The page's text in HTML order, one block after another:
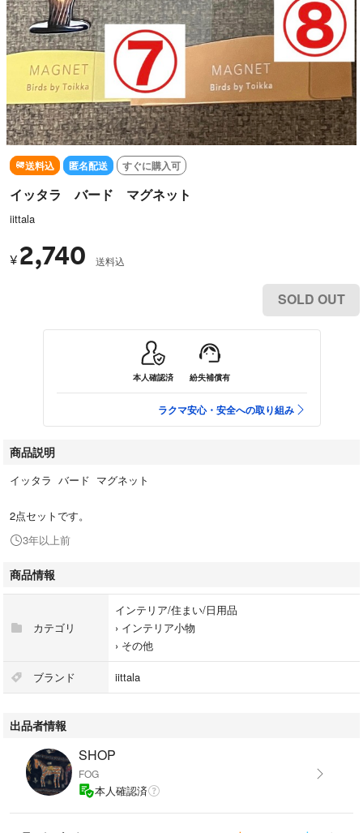
送料込 匿名配送 すぐに購入可
イッタラ バード マグネット
iittala
¥ 2,740 送料込
SOLD OUT
本人確認済 紛失補償有
ラクマ安心・安全への取り組み
商品説明
イッタラ バード マグネット
2点セットです。
3年以上前
商品情報
カテゴリ
インテリア/住まい/日用品
› インテリア小物
› その他
ブランド iittala
出品者情報
SHOP
FOG
本人確認済